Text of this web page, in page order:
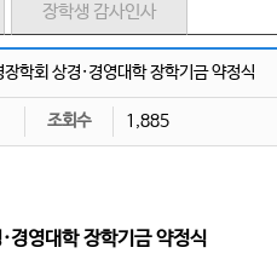
장학생 감사인사
학회 상경·경영대학 장학기금 약정식
조회수 1,885
경영대학 장학기금 약정식